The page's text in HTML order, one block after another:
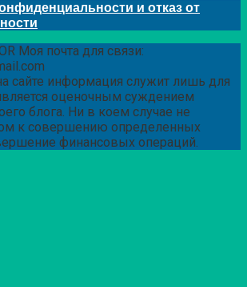
и отказ от
Моя почта для связи:
сайте информация служит лишь для
оценочным суждением
блога. Ни в коем случае не
к совершению определенных
финансовых операций.